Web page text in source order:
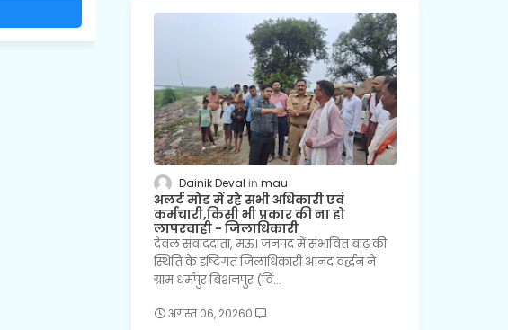
Dainik Deval mau
अलर्ट मोड में रहे सभी अधिकारी एवं
कर्मचारी,किसी भी प्रकार की ना हो
लापरवाही - जिलाधिकारी
देवल संवाददाता, मऊ। जनपद में संभावित बाढ़ की
स्थिति के दृष्टिगत जिलाधिकारी आनंद वर्द्धन ने
ग्राम धर्मपुर बिशनपुर (विं…
अगस्त 06, 20260